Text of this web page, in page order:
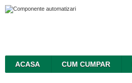
ACASA CUM CUMPAR